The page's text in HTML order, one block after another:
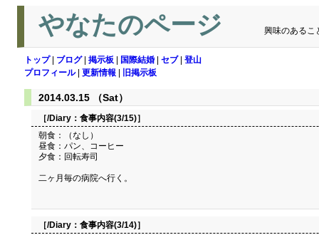
やなたのページ 興味のあるこ
トップ| ブログ| 掲示板 国際結婚 セブ| 登山
プロフィール| 更新情報 旧掲示板
2014.03.15 （Sat）
［/Diary： 食事内容(3/15)］
朝食：（なし）
昼食：パン、コーヒー
夕食：回転寿司
二ヶ月毎の病院へ行く。
［/Diary： 食事内容(3/14)］